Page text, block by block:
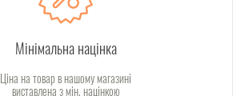
Мінімальна націнка
Ціна на товар в нашому магазині
виставлена з мін. націнкою